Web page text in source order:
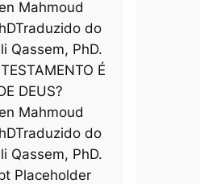
Mahmoud
do
Qassem, PhD.
É
DEUS?
Mahmoud
do
Qassem, PhD.
Placeholder